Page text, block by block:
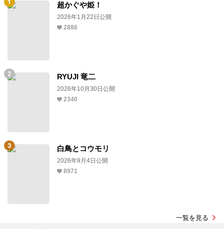
超かぐや姫！
2026年1月22日公開
2886
RYUJI 竜二
2026年10月30日公開
2340
白鳥とコウモリ
2026年9月4日公開
8971
一覧を見る